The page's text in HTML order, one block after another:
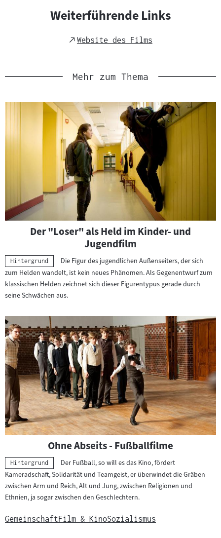
Weiterführende Links
External
Website des Films
Mehr zum Thema
Der "Loser" als Held im Kinder- und
Jugendfilm
Kategorie:
Hintergrund
Die Figur des jugendlichen Außenseiters, der sich
zum Helden wandelt, ist kein neues Phänomen. Als Gegenentwurf zum
klassischen Helden zeichnet sich dieser Figurentypus gerade durch
seine Schwächen aus.
Ohne Abseits - Fußballfilme
Kategorie:
Hintergrund
Der Fußball, so will es das Kino, fördert
Kameradschaft, Solidarität und Teamgeist, er überwindet die Gräben
zwischen Arm und Reich, Alt und Jung, zwischen Religionen und
Ethnien, ja sogar zwischen den Geschlechtern.
GemeinschaftFilm & KinoSozialismus